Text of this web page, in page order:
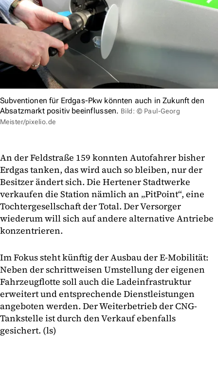
Subventionen für Erdgas-Pkw könnten auch in Zukunft den
Absatzmarkt positiv beeinflussen. Bild: © Paul-Georg
Meister/pixelio.de
An der Feldstraße 159 konnten Autofahrer bisher
Erdgas tanken, das wird auch so bleiben, nur der
Besitzer ändert sich. Die Hertener Stadtwerke
verkaufen die Station nämlich an „PitPoint“, eine
Tochtergesellschaft der Total. Der Versorger
wiederum will sich auf andere alternative Antriebe
konzentrieren.
Im Fokus steht künftig der Ausbau der E-Mobilität:
Neben der schrittweisen Umstellung der eigenen
Fahrzeugflotte soll auch die Ladeinfrastruktur
erweitert und entsprechende Dienstleistungen
angeboten werden. Der Weiterbetrieb der CNG-
Tankstelle ist durch den Verkauf ebenfalls
gesichert. (ls)